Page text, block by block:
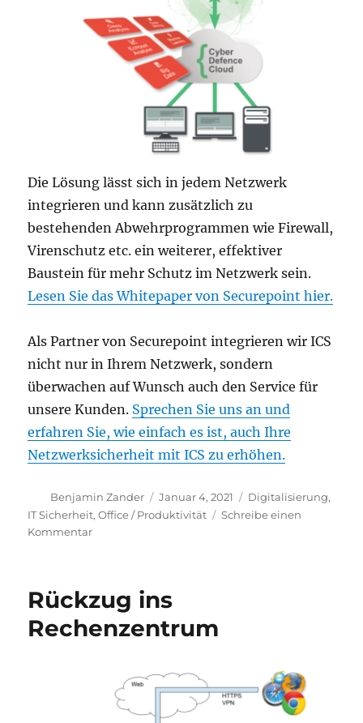
Die Lösung lässt sich in jedem Netzwerk
integrieren und kann zusätzlich zu
bestehenden Abwehrprogrammen wie Firewall,
Virenschutz etc. ein weiterer, effektiver
Baustein für mehr Schutz im Netzwerk sein.
Lesen Sie das Whitepaper von Securepoint hier.
Als Partner von Securepoint integrieren wir ICS
nicht nur in Ihrem Netzwerk, sondern
überwachen auf Wunsch auch den Service für
unsere Kunden. Sprechen Sie uns an und
erfahren Sie, wie einfach es ist, auch Ihre
Netzwerksicherheit mit ICS zu erhöhen.
Autor
Benjamin Zander
Veröffentlicht
am
Januar 4, 2021 Kategorien
Digitalisierung,
IT Sicherheit,Office / Produktivität
Schreibe einen
Kommentarzu
absichern
Rückzug ins
Rechenzentrum